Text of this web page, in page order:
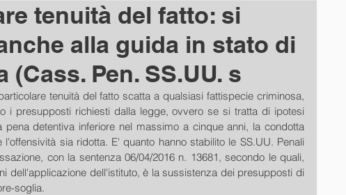
tenuità del fatto: si
alla guida in stato di
(Cass. Pen. SS.UU. s
tenuità del fatto scatta a qualsiasi fattispecie criminosa,
i presupposti richiesti dalla legge, ovvero se si tratta di ipotesi
pena detentiva inferiore nel massimo a cinque anni, la condotta
l'offensività sia ridotta. E' quanto hanno stabilito le SS.UU. Penali
con la sentenza 06/04/2016 n. 13681, secondo le quali,
dell'applicazione dell'istituto, è la sussistenza dei presupposti di
soglia.